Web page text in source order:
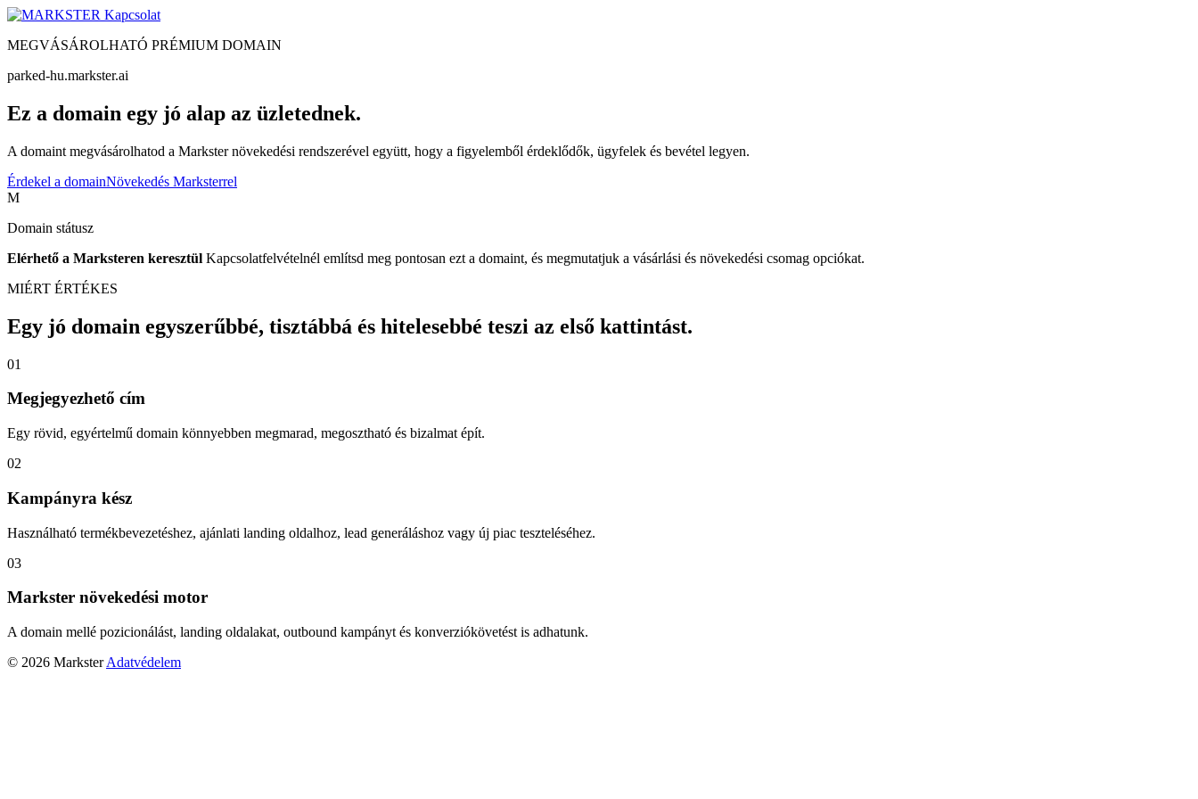
Kapcsolat
MEGVÁSÁROLHATÓ PRÉMIUM DOMAIN
parked-hu.markster.ai
Ez a domain egy jó alap az üzletednek.
A domaint megvásárolhatod a Markster növekedési rendszerével együtt, hogy a figyelemből érdeklődők, ügyfelek és bevétel legyen.
Érdekel a domainNövekedés Marksterrel
M
Domain státusz
Elérhető a Marksteren keresztül Kapcsolatfelvételnél említsd meg pontosan ezt a domaint, és megmutatjuk a vásárlási és növekedési csomag opciókat.
MIÉRT ÉRTÉKES
Egy jó domain egyszerűbbé, tisztábbá és hitelesebbé teszi az első kattintást.
01
Megjegyezhető cím
Egy rövid, egyértelmű domain könnyebben megmarad, megosztható és bizalmat épít.
02
Kampányra kész
Használható termékbevezetéshez, ajánlati landing oldalhoz, lead generáláshoz vagy új piac teszteléséhez.
03
Markster növekedési motor
A domain mellé pozicionálást, landing oldalakat, outbound kampányt és konverziókövetést is adhatunk.
© 2026 Markster Adatvédelem